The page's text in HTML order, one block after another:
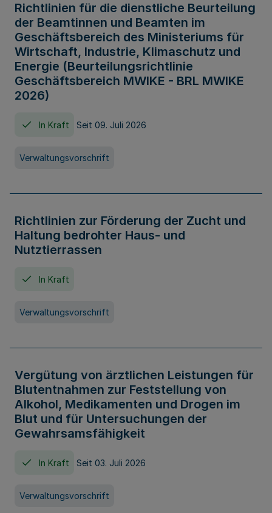
Richtlinien für die dienstliche Beurteilung
der Beamtinnen und Beamten im
Geschäftsbereich des Ministeriums für
Wirtschaft, Industrie, Klimaschutz und
Energie (Beurteilungsrichtlinie
Geschäftsbereich MWIKE - BRL MWIKE
2026)
In Kraft Seit 09. Juli 2026
Verwaltungsvorschrift
Richtlinien zur Förderung der Zucht und
Haltung bedrohter Haus- und
Nutztierrassen
In Kraft
Verwaltungsvorschrift
Vergütung von ärztlichen Leistungen für
Blutentnahmen zur Feststellung von
Alkohol, Medikamenten und Drogen im
Blut und für Untersuchungen der
Gewahrsamsfähigkeit
In Kraft Seit 03. Juli 2026
Verwaltungsvorschrift